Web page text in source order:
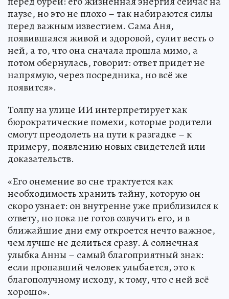
паузе, но это не плохо – так набираются силы
перед важным известием. Сама Аня,
появившаяся живой и здоровой, сулит весть о
ней, а то, что она сначала прошла мимо, а
потом обернулась, говорит: ответ придет не
напрямую, через посредника, но всё же
появится».
Толпу на улице ИИ интерпретирует как
бюрократические помехи, которые родители
смогут преодолеть на пути к разгадке – к
примеру, появлению новых свидетелей или
доказательств.
«Его онемение во сне трактуется как
необходимость хранить тайну, которую он
скоро узнает: он внутренне уже приблизился к
ответу, но пока не готов озвучить его, и в
ближайшие дни ему откроется нечто важное,
чем лучше не делиться сразу. А солнечная
улыбка Анны – самый благоприятный знак:
если пропавший человек улыбается, это к
благополучному исходу, к тому, что с ней всё
хорошо».